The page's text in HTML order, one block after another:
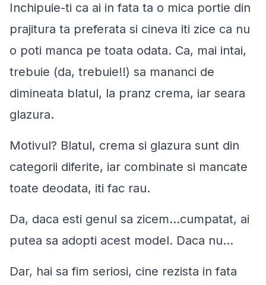
Inchipuie-ti ca ai in fata ta o mica portie din
prajitura ta preferata si cineva iti zice ca nu
o poti manca pe toata odata. Ca, mai intai,
trebuie (da, trebuie!!) sa mananci de
dimineata blatul, la pranz crema, iar seara
glazura.
Motivul? Blatul, crema si glazura sunt din
categorii diferite, iar combinate si mancate
toate deodata, iti fac rau.
Da, daca esti genul sa zicem…cumpatat, ai
putea sa adopti acest model. Daca nu…
Dar, hai sa fim seriosi, cine rezista in fata